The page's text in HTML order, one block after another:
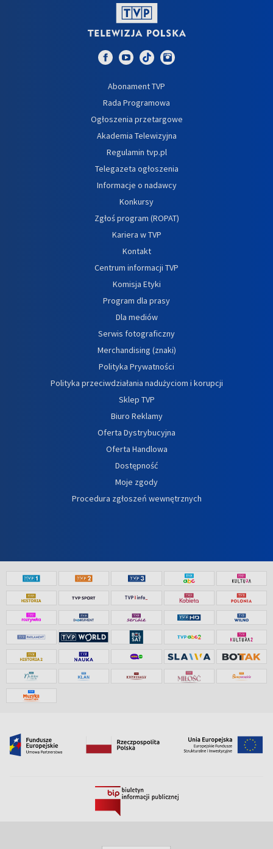
Abonament TVP
Rada Programowa
Ogłoszenia przetargowe
Akademia Telewizyjna
Regulamin tvp.pl
Telegazeta ogłoszenia
Informacje o nadawcy
Konkursy
Zgłoś program (ROPAT)
Kariera w TVP
Kontakt
Centrum informacji TVP
Komisja Etyki
Program dla prasy
Dla mediów
Serwis fotograficzny
Merchandising (znaki)
Polityka Prywatności
Polityka przeciwdziałania nadużyciom i korupcji
Sklep TVP
Biuro Reklamy
Oferta Dystrybucyjna
Oferta Handlowa
Dostępność
Moje zgody
Procedura zgłoszeń wewnętrznych